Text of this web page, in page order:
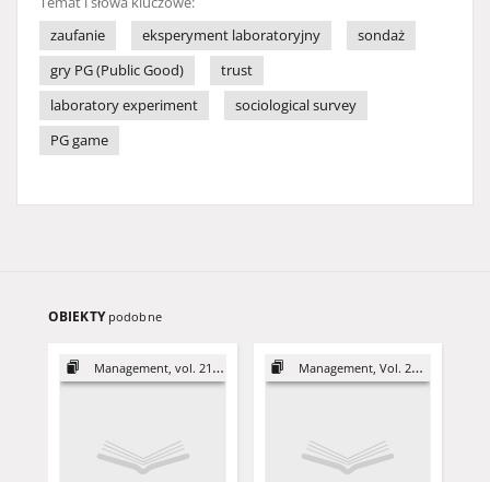
zaufanie
eksperyment laboratoryjny
sondaż
gry PG (Public Good)
trust
laboratory experiment
sociological survey
PG game
OBIEKTY podobne
Management, vol. 21 (2017) Management, Vol. 20 (2016)